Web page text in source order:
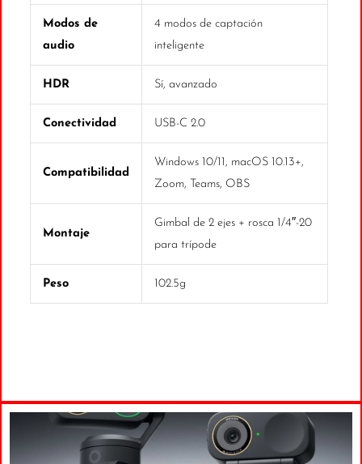
Modos de
audio
4 modos de captación
inteligente
HDR Sí, avanzado
Conectividad USB-C 2.0
Compatibilidad
Windows 10/11, macOS 10.13+,
Zoom, Teams, OBS
Montaje
Gimbal de 2 ejes + rosca 1/4″-20
para trípode
Peso 102.5g